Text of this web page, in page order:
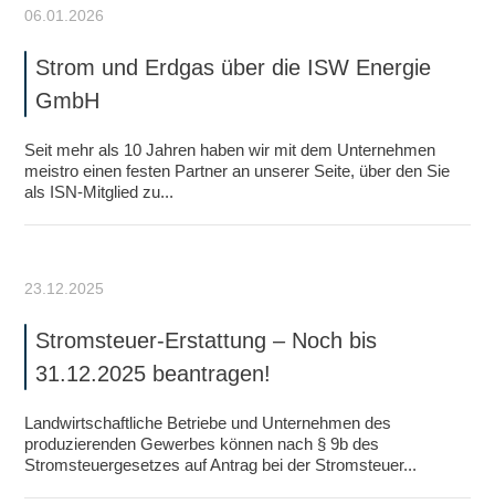
06.01.2026
Strom und Erdgas über die ISW Energie
GmbH
Seit mehr als 10 Jahren haben wir mit dem Unternehmen
meistro einen festen Partner an unserer Seite, über den Sie
als ISN-Mitglied zu...
23.12.2025
Stromsteuer-Erstattung – Noch bis
31.12.2025 beantragen!
Landwirtschaftliche Betriebe und Unternehmen des
produzierenden Gewerbes können nach § 9b des
Stromsteuergesetzes auf Antrag bei der Stromsteuer...